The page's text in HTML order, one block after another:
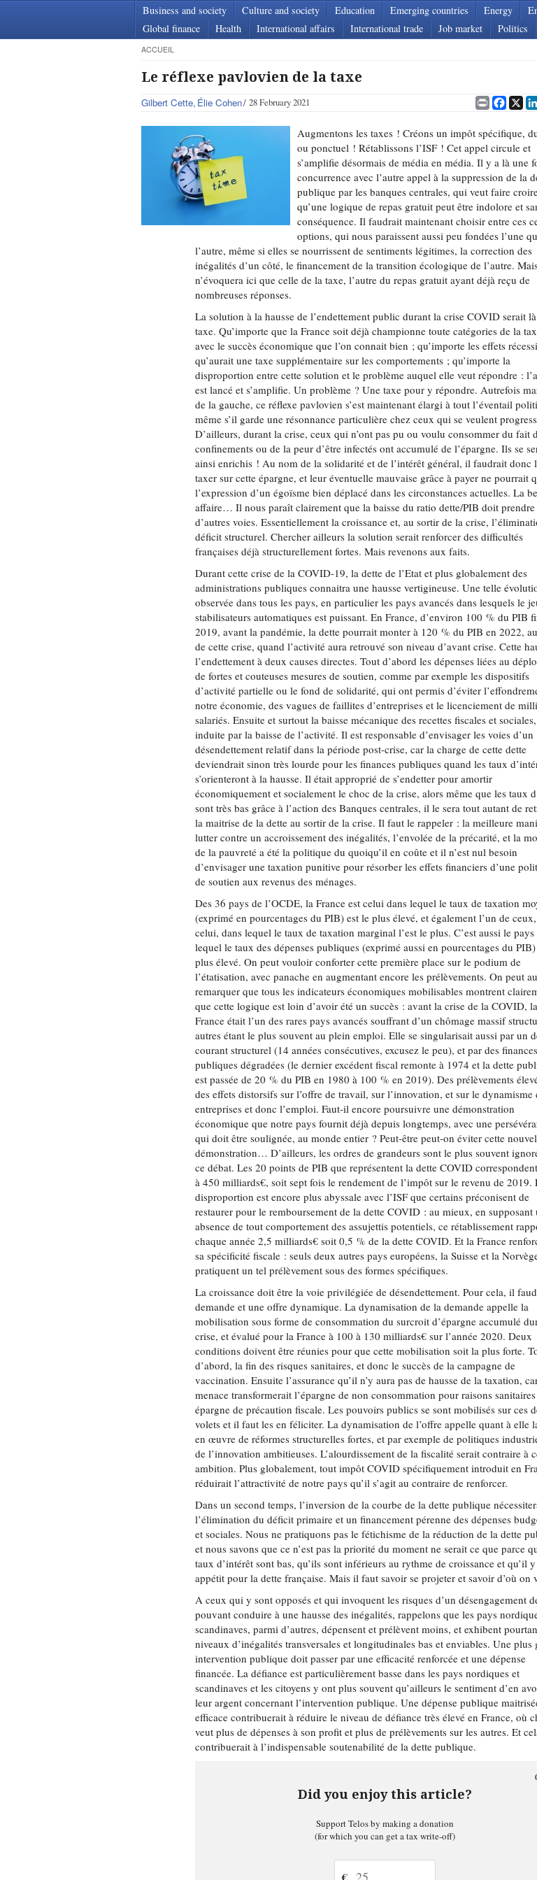
Business and society Culture and society Education Emerging countries Energy
Global finance
Health International affairs International trade Job market Politics
ACCUEIL
Le réflexe pavlovien de la taxe
Gilbert Cette Élie Cohen 28 February 2021 Print X
Augmentons les taxes ! Créons un impôt spécifique,
ou ponctuel ! Rétablissons l’ISF ! Cet appel circule et
s’amplifie désormais de média en média. Il y a là une
concurrence avec l’autre appel à la suppression de la
publique par les banques centrales, qui veut faire
qu’une logique de repas gratuit peut être indolore et
conséquence. Il faudrait maintenant choisir entre ces
options, qui nous paraissent aussi peu fondées l’une
l’autre, même si elles se nourrissent de sentiments légitimes, la correction des
inégalités d’un côté, le financement de la transition écologique de l’autre.
n’évoquera ici que celle de la taxe, l’autre du repas gratuit ayant déjà reçu de
nombreuses réponses.
La solution à la hausse de l’endettement public durant la crise COVID serait
taxe. Qu’importe que la France soit déjà championne toute catégories de la
avec le succès économique que l’on connait bien ; qu’importe les effets
qu’aurait une taxe supplémentaire sur les comportements ; qu’importe la
disproportion entre cette solution et le problème auquel elle veut répondre :
est lancé et s’amplifie. Un problème ? Une taxe pour y répondre. Autrefois
de la gauche, ce réflexe pavlovien s’est maintenant élargi à tout l’éventail
même s’il garde une résonnance particulière chez ceux qui se veulent
D’ailleurs, durant la crise, ceux qui n’ont pas pu ou voulu consommer du fait
confinements ou de la peur d’être infectés ont accumulé de l’épargne. Ils se
ainsi enrichis ! Au nom de la solidarité et de l’intérêt général, il faudrait donc
taxer sur cette épargne, et leur éventuelle mauvaise grâce à payer ne pourrait
l’expression d’un égoïsme bien déplacé dans les circonstances actuelles. La
affaire… Il nous paraît clairement que la baisse du ratio dette/PIB doit prendre
d’autres voies. Essentiellement la croissance et, au sortir de la crise,
déficit structurel. Chercher ailleurs la solution serait renforcer des difficultés
françaises déjà structurellement fortes. Mais revenons aux faits.
Durant cette crise de la COVID-19, la dette de l’Etat et plus globalement des
administrations publiques connaitra une hausse vertigineuse. Une telle
observée dans tous les pays, en particulier les pays avancés dans lesquels le
stabilisateurs automatiques est puissant. En France, d’environ 100 % du PIB
2019, avant la pandémie, la dette pourrait monter à 120 % du PIB en 2022,
de cette crise, quand l’activité aura retrouvé son niveau d’avant crise. Cette
l’endettement à deux causes directes. Tout d’abord les dépenses liées au
de fortes et couteuses mesures de soutien, comme par exemple les dispositifs
d’activité partielle ou le fond de solidarité, qui ont permis d’éviter
notre économie, des vagues de faillites d’entreprises et le licenciement de
salariés. Ensuite et surtout la baisse mécanique des recettes fiscales et sociales,
induite par la baisse de l’activité. Il est responsable d’envisager les voies d’un
désendettement relatif dans la période post-crise, car la charge de cette dette
deviendrait sinon très lourde pour les finances publiques quand les taux
s’orienteront à la hausse. Il était approprié de s’endetter pour amortir
économiquement et socialement le choc de la crise, alors même que les taux
sont très bas grâce à l’action des Banques centrales, il le sera tout autant de
la maitrise de la dette au sortir de la crise. Il faut le rappeler : la meilleure
lutter contre un accroissement des inégalités, l’envolée de la précarité, et la
de la pauvreté a été la politique du quoiqu’il en coûte et il n’est nul besoin
d’envisager une taxation punitive pour résorber les effets financiers d’une
de soutien aux revenus des ménages.
Des 36 pays de l’OCDE, la France est celui dans lequel le taux de taxation
(exprimé en pourcentages du PIB) est le plus élevé, et également l’un de
celui, dans lequel le taux de taxation marginal l’est le plus. C’est aussi le pays
lequel le taux des dépenses publiques (exprimé aussi en pourcentages du
plus élevé. On peut vouloir conforter cette première place sur le podium de
l’étatisation, avec panache en augmentant encore les prélèvements. On peut
remarquer que tous les indicateurs économiques mobilisables montrent
que cette logique est loin d’avoir été un succès : avant la crise de la COVID, la
France était l’un des rares pays avancés souffrant d’un chômage massif
autres étant le plus souvent au plein emploi. Elle se singularisait aussi par un
courant structurel (14 années consécutives, excusez le peu), et par des finances
publiques dégradées (le dernier excédent fiscal remonte à 1974 et la dette
est passée de 20 % du PIB en 1980 à 100 % en 2019). Des prélèvements
des effets distorsifs sur l’offre de travail, sur l’innovation, et sur le dynamisme
entreprises et donc l’emploi. Faut-il encore poursuivre une démonstration
économique que notre pays fournit déjà depuis longtemps, avec une
qui doit être soulignée, au monde entier ? Peut-être peut-on éviter cette
démonstration… D’ailleurs, les ordres de grandeurs sont le plus souvent
ce débat. Les 20 points de PIB que représentent la dette COVID
à 450 milliards€, soit sept fois le rendement de l’impôt sur le revenu de 2019.
disproportion est encore plus abyssale avec l’ISF que certains préconisent de
restaurer pour le remboursement de la dette COVID : au mieux, en supposant
absence de tout comportement des assujettis potentiels, ce rétablissement
chaque année 2,5 milliards€ soit 0,5 % de la dette COVID. Et la France
sa spécificité fiscale : seuls deux autres pays européens, la Suisse et la
pratiquent un tel prélèvement sous des formes spécifiques.
La croissance doit être la voie privilégiée de désendettement. Pour cela, il
demande et une offre dynamique. La dynamisation de la demande appelle la
mobilisation sous forme de consommation du surcroit d’épargne accumulé
crise, et évalué pour la France à 100 à 130 milliards€ sur l’année 2020. Deux
conditions doivent être réunies pour que cette mobilisation soit la plus forte.
d’abord, la fin des risques sanitaires, et donc le succès de la campagne de
vaccination. Ensuite l’assurance qu’il n’y aura pas de hausse de la taxation,
menace transformerait l’épargne de non consommation pour raisons
épargne de précaution fiscale. Les pouvoirs publics se sont mobilisés sur ces
volets et il faut les en féliciter. La dynamisation de l’offre appelle quant à elle
en œuvre de réformes structurelles fortes, et par exemple de politiques
de l’innovation ambitieuses. L’alourdissement de la fiscalité serait contraire à
ambition. Plus globalement, tout impôt COVID spécifiquement introduit en
réduirait l’attractivité de notre pays qu’il s’agit au contraire de renforcer.
Dans un second temps, l’inversion de la courbe de la dette publique
l’élimination du déficit primaire et un financement pérenne des dépenses
et sociales. Nous ne pratiquons pas le fétichisme de la réduction de la dette
et nous savons que ce n’est pas la priorité du moment ne serait ce que parce
taux d’intérêt sont bas, qu’ils sont inférieurs au rythme de croissance et qu’il
appétit pour la dette française. Mais il faut savoir se projeter et savoir d’où on
A ceux qui y sont opposés et qui invoquent les risques d’un désengagement
pouvant conduire à une hausse des inégalités, rappelons que les pays
scandinaves, parmi d’autres, dépensent et prélèvent moins, et exhibent
niveaux d’inégalités transversales et longitudinales bas et enviables. Une plus
intervention publique doit passer par une efficacité renforcée et une dépense
financée. La défiance est particulièrement basse dans les pays nordiques et
scandinaves et les citoyens y ont plus souvent qu’ailleurs le sentiment d’en
leur argent concernant l’intervention publique. Une dépense publique
efficace contribuerait à réduire le niveau de défiance très élevé en France, où
veut plus de dépenses à son profit et plus de prélèvements sur les autres. Et
contribuerait à l’indispensable soutenabilité de la dette publique.
Did you enjoy this article?
Support Telos by making a donation
(for which you can get a tax write-off)